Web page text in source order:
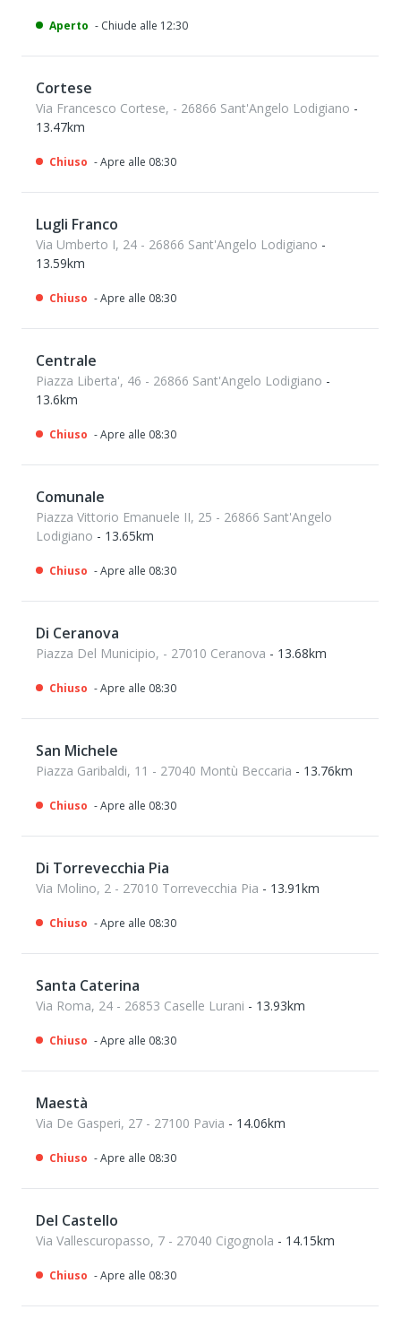
Aperto - Chiude alle 12:30
Cortese
Via Francesco Cortese, - 26866 Sant'Angelo Lodigiano -
13.47km
Chiuso - Apre alle 08:30
Lugli Franco
Via Umberto I, 24 - 26866 Sant'Angelo Lodigiano -
13.59km
Chiuso - Apre alle 08:30
Centrale
Piazza Liberta', 46 - 26866 Sant'Angelo Lodigiano -
13.6km
Chiuso - Apre alle 08:30
Comunale
Piazza Vittorio Emanuele II, 25 - 26866 Sant'Angelo
Lodigiano - 13.65km
Chiuso - Apre alle 08:30
Di Ceranova
Piazza Del Municipio, - 27010 Ceranova - 13.68km
Chiuso - Apre alle 08:30
San Michele
Piazza Garibaldi, 11 - 27040 Montù Beccaria - 13.76km
Chiuso - Apre alle 08:30
Di Torrevecchia Pia
Via Molino, 2 - 27010 Torrevecchia Pia - 13.91km
Chiuso - Apre alle 08:30
Santa Caterina
Via Roma, 24 - 26853 Caselle Lurani - 13.93km
Chiuso - Apre alle 08:30
Maestà
Via De Gasperi, 27 - 27100 Pavia - 14.06km
Chiuso - Apre alle 08:30
Del Castello
Via Vallescuropasso, 7 - 27040 Cigognola - 14.15km
Chiuso - Apre alle 08:30